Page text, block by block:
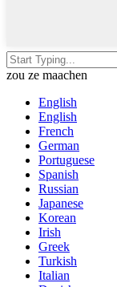
zou ze maachen
English
English
French
German
Portuguese
Spanish
Russian
Japanese
Korean
Irish
Greek
Turkish
Italian